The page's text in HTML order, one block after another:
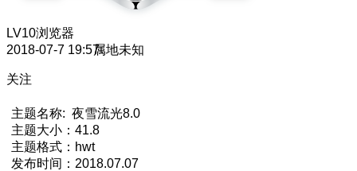
LV10浏览器
2018-07-7 19:57属地未知
关注
主题名称: 夜雪流光8.0
主题大小：41.8
主题格式：hwt
发布时间：2018.07.07